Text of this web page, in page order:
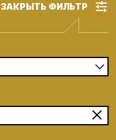
ЗАКРЫТЬ ФИЛЬТР